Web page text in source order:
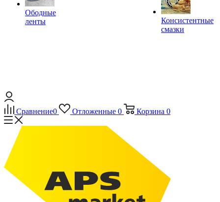
Ободные
ленты
Консистентные
смазки
Сравнение0 Отложенные 0 Корзина 0